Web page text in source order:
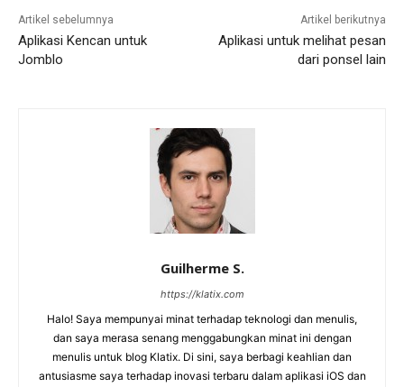
Artikel sebelumnya
Aplikasi Kencan untuk
Jomblo
Artikel berikutnya
Aplikasi untuk melihat pesan
dari ponsel lain
Guilherme S.
https://klatix.com
Halo! Saya mempunyai minat terhadap teknologi dan menulis,
dan saya merasa senang menggabungkan minat ini dengan
menulis untuk blog Klatix. Di sini, saya berbagi keahlian dan
antusiasme saya terhadap inovasi terbaru dalam aplikasi iOS dan